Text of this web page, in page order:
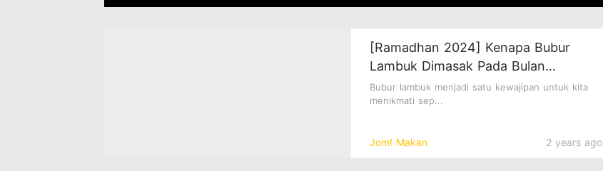
Jom! Makan 2 years ago
[Ramadhan 2024] Kenapa Bubur
Lambuk Dimasak Pada Bulan
Ramadhan?
Bubur lambuk menjadi satu kewajipan untuk kita
menikmati sep...